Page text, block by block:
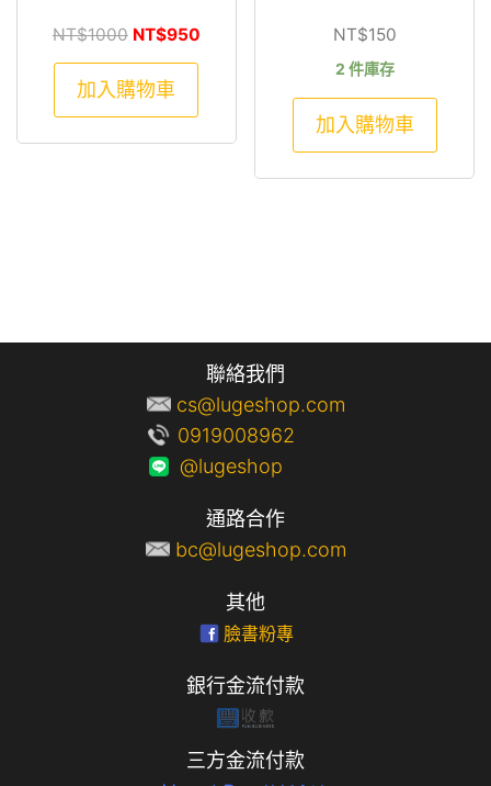
NT$1000 原始價格：NT$1000。
NT$950目前價格：NT$950。
加入購物車
NT$150
2 件庫存
加入購物車
聯絡我們
cs@lugeshop.com
0919008962
@lugeshop
通路合作
bc@lugeshop.com
其他
臉書粉專
銀行金流付款
三方金流付款